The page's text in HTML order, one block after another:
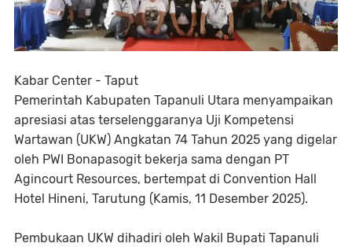
Kabar Center - Taput
‎Pemerintah Kabupaten Tapanuli Utara menyampaikan
apresiasi atas terselenggaranya Uji Kompetensi
Wartawan (UKW) Angkatan 74 Tahun 2025 yang digelar
oleh PWI Bonapasogit bekerja sama dengan PT
Agincourt Resources, bertempat di Convention Hall
Hotel Hineni, Tarutung (Kamis, 11 Desember 2025).
‎Pembukaan UKW dihadiri oleh Wakil Bupati Tapanuli